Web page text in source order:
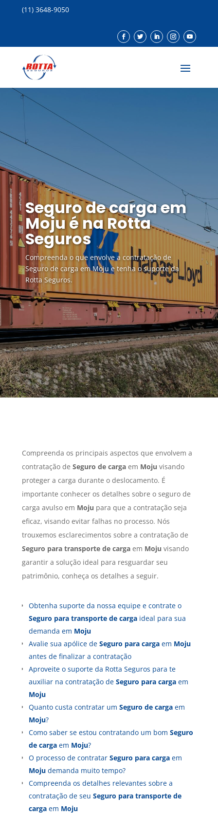
(11) 3648-9050
Seguro de carga em
Moju é na Rotta
Seguros
Compreenda o que envolve a contratação de
Seguro de carga em Moju e tenha o suporte da
Rotta Seguros.
Compreenda os principais aspectos que envolvem a
contratação de Seguro de cargaem Moju visando
proteger a carga durante o deslocamento. É
importante conhecer os detalhes sobre o seguro de
carga avulso em Moju para que a contratação seja
eficaz, visando evitar falhas no processo. Nós
trouxemos esclarecimentos sobre a contratação de
Seguro para transporte de cargaem Moju visando
garantir a solução ideal para resguardar seu
patrimônio, conheça os detalhes a seguir.
Obtenha suporte da nossa equipe e contrate o
Seguro para transporte de cargaideal para sua
demanda em Moju
Avalie sua apólice de Seguro para cargaem Moju
antes de finalizar a contratação
Aproveite o suporte da Rotta Seguros para te
auxiliar na contratação de Seguro para cargaem
Moju
Quanto custa contratar um Seguro de cargaem
Moju?
Como saber se estou contratando um bom Seguro
de cargaem Moju?
O processo de contratar Seguro para cargaem
Mojudemanda muito tempo?
Compreenda os detalhes relevantes sobre a
contratação de seu Seguro para transporte de
cargaem Moju